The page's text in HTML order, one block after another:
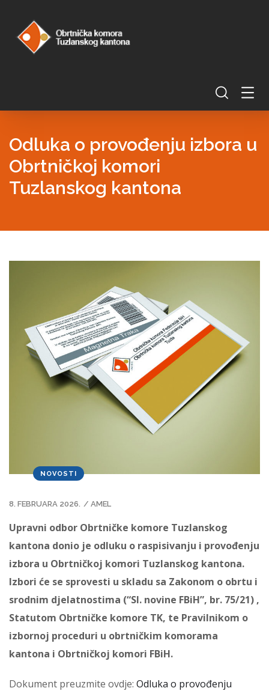
Odluka o provođenju izbora u
Obrtničkoj komori
Tuzlanskog kantona
NOVOSTI
8. FEBRUARA 2026. / AMEL
Upravni odbor Obrtničke komore Tuzlanskog
kantona donio je odluku o raspisivanju i provođenju
izbora u Obrtničkoj komori Tuzlanskog kantona.
Izbori će se sprovesti u skladu sa Zakonom o obrtu i
srodnim djelatnostima (“Sl. novine FBiH”, br. 75/21) ,
Statutom Obrtničke komore TK, te Pravilnikom o
izbornoj proceduri u obrtničkim komorama
kantona i Obrtničkoj komori FBiH.
Dokument preuzmite ovdje: Odluka o provođenju